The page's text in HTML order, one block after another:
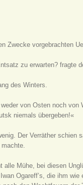
Zwecke vorgebrachten
zu erwarten? fragte
des Winters.
von Osten noch von
niemals übergeben!«
Der Verräther schien
alle Mühe, bei diesen
Ogareff’s, die ihm